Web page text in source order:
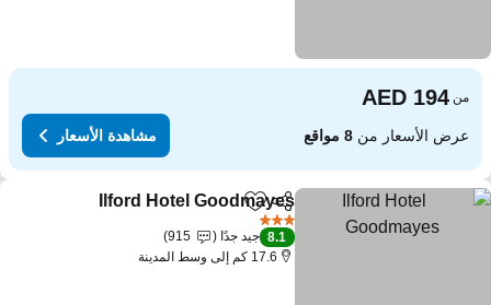
من
عرض الأسعار من8 مواقع مشاهدة الأسعار
مشاركةAdd to favorites
Ilford Hotel Goodmayes
8.1 جيد جدًا
915
17.6 كم إلى وسط المدينة